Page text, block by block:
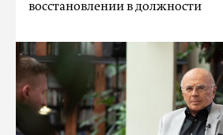
восстановлении в должности